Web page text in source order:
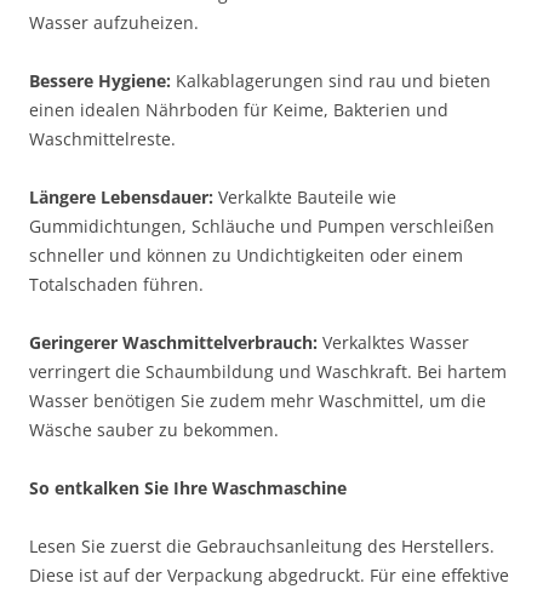
Wasser aufzuheizen.
Bessere Hygiene: Kalkablagerungen sind rau und bieten
einen idealen Nährboden für Keime, Bakterien und
Waschmittelreste.
Längere Lebensdauer: Verkalkte Bauteile wie
Gummidichtungen, Schläuche und Pumpen verschleißen
schneller und können zu Undichtigkeiten oder einem
Totalschaden führen.
Geringerer Waschmittelverbrauch: Verkalktes Wasser
verringert die Schaumbildung und Waschkraft. Bei hartem
Wasser benötigen Sie zudem mehr Waschmittel, um die
Wäsche sauber zu bekommen.
So entkalken Sie Ihre Waschmaschine
Lesen Sie zuerst die Gebrauchsanleitung des Herstellers.
Diese ist auf der Verpackung abgedruckt. Für eine effektive